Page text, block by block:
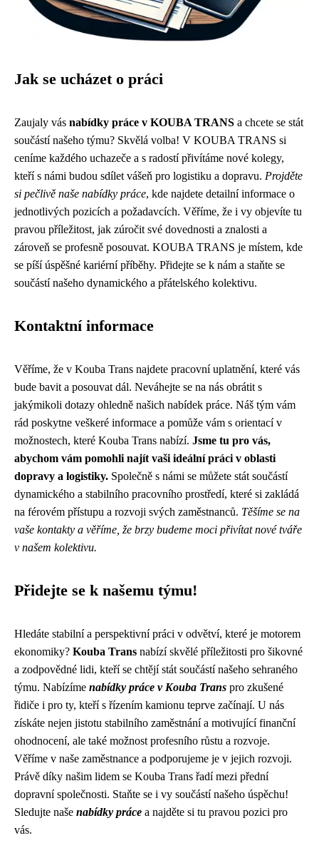
Jak se ucházet o práci
Zaujaly vás nabídky práce v KOUBA TRANS a chcete se stát
součástí našeho týmu? Skvělá volba! V KOUBA TRANS si
ceníme každého uchazeče a s radostí přivítáme nové kolegy,
kteří s námi budou sdílet vášeň pro logistiku a dopravu. Projděte
si pečlivě naše nabídky práce, kde najdete detailní informace o
jednotlivých pozicích a požadavcích. Věříme, že i vy objevíte tu
pravou příležitost, jak zúročit své dovednosti a znalosti a
zároveň se profesně posouvat. KOUBA TRANS je místem, kde
se píší úspěšné kariérní příběhy. Přidejte se k nám a staňte se
součástí našeho dynamického a přátelského kolektivu.
Kontaktní informace
Věříme, že v Kouba Trans najdete pracovní uplatnění, které vás
bude bavit a posouvat dál. Neváhejte se na nás obrátit s
jakýmikoli dotazy ohledně našich nabídek práce. Náš tým vám
rád poskytne veškeré informace a pomůže vám s orientací v
možnostech, které Kouba Trans nabízí. Jsme tu pro vás,
abychom vám pomohli najít vaši ideální práci v oblasti
dopravy a logistiky. Společně s námi se můžete stát součástí
dynamického a stabilního pracovního prostředí, které si zakládá
na férovém přístupu a rozvoji svých zaměstnanců. Těšíme se na
vaše kontakty a věříme, že brzy budeme moci přivítat nové tváře
v našem kolektivu.
Přidejte se k našemu týmu!
Hledáte stabilní a perspektivní práci v odvětví, které je motorem
ekonomiky? Kouba Trans nabízí skvělé příležitosti pro šikovné
a zodpovědné lidi, kteří se chtějí stát součástí našeho sehraného
týmu. Nabízíme nabídky práce v Kouba Trans pro zkušené
řidiče i pro ty, kteří s řízením kamionu teprve začínají. U nás
získáte nejen jistotu stabilního zaměstnání a motivující finanční
ohodnocení, ale také možnost profesního růstu a rozvoje.
Věříme v naše zaměstnance a podporujeme je v jejich rozvoji.
Právě díky našim lidem se Kouba Trans řadí mezi přední
dopravní společnosti. Staňte se i vy součástí našeho úspěchu!
Sledujte naše nabídky práce a najděte si tu pravou pozici pro
vás.